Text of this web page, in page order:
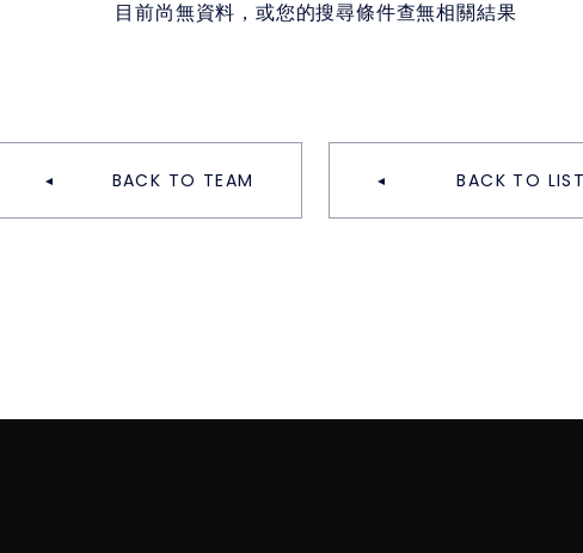
目前尚無資料，或您的搜尋條件查無相關結果
BACK TO TEAM BACK TO LIST